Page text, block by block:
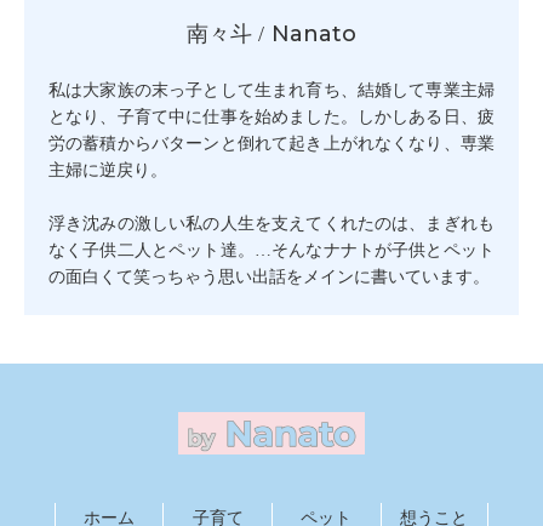
南々斗 / Nanato
私は大家族の末っ子として生まれ育ち、結婚して専業主婦
となり、子育て中に仕事を始めました。しかしある日、疲
労の蓄積からバターンと倒れて起き上がれなくなり、専業
主婦に逆戻り。
浮き沈みの激しい私の人生を支えてくれたのは、まぎれも
なく子供二人とペット達。…そんなナナトが子供とペット
の面白くて笑っちゃう思い出話をメインに書いています。
ホーム 子育て ペット 想うこと